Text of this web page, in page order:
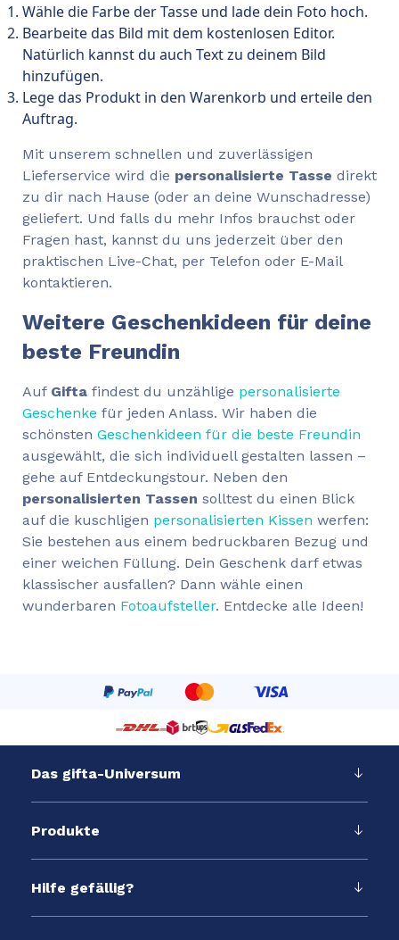
Wähle die Farbe der Tasse und lade dein Foto hoch.
Bearbeite das Bild mit dem kostenlosen Editor.
Natürlich kannst du auch Text zu deinem Bild
hinzufügen.
Lege das Produkt in den Warenkorb und erteile den
Auftrag.
Mit unserem schnellen und zuverlässigen
Lieferservice wird die personalisierte Tasse direkt
zu dir nach Hause (oder an deine Wunschadresse)
geliefert. Und falls du mehr Infos brauchst oder
Fragen hast, kannst du uns jederzeit über den
praktischen Live-Chat, per Telefon oder E-Mail
kontaktieren.
Weitere Geschenkideen für deine
beste Freundin
Auf Gifta findest du unzählige personalisierte
Geschenke für jeden Anlass. Wir haben die
schönsten Geschenkideen für die beste Freundin
ausgewählt, die sich individuell gestalten lassen –
gehe auf Entdeckungstour. Neben den
personalisierten Tassen solltest du einen Blick
auf die kuschligen personalisierten Kissen werfen:
Sie bestehen aus einem bedruckbaren Bezug und
einer weichen Füllung. Dein Geschenk darf etwas
klassischer ausfallen? Dann wähle einen
wunderbaren Fotoaufsteller. Entdecke alle Ideen!
Das gifta-Universum
Produkte
Hilfe gefällig?